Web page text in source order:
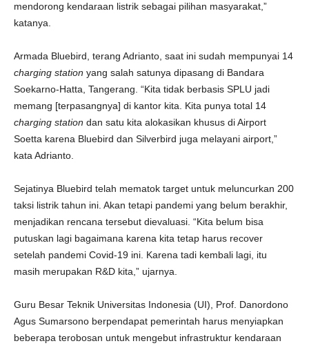
mendorong kendaraan listrik sebagai pilihan masyarakat,”
katanya.
Armada Bluebird, terang Adrianto, saat ini sudah mempunyai 14
charging station yang salah satunya dipasang di Bandara
Soekarno-Hatta, Tangerang. “Kita tidak berbasis SPLU jadi
memang [terpasangnya] di kantor kita. Kita punya total 14
charging station dan satu kita alokasikan khusus di Airport
Soetta karena Bluebird dan Silverbird juga melayani airport,”
kata Adrianto.
Sejatinya Bluebird telah mematok target untuk meluncurkan 200
taksi listrik tahun ini. Akan tetapi pandemi yang belum berakhir,
menjadikan rencana tersebut dievaluasi. “Kita belum bisa
putuskan lagi bagaimana karena kita tetap harus recover
setelah pandemi Covid-19 ini. Karena tadi kembali lagi, itu
masih merupakan R&D kita,” ujarnya.
Guru Besar Teknik Universitas Indonesia (UI), Prof. Danordono
Agus Sumarsono berpendapat pemerintah harus menyiapkan
beberapa terobosan untuk mengebut infrastruktur kendaraan